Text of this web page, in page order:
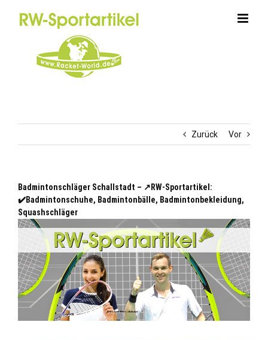
Zurück Vor
Badmintonschläger Schallstadt – ↗️RW-Sportartikel:
✔️Badmintonschuhe, Badmintonbälle, Badmintonbekleidung,
Squashschläger